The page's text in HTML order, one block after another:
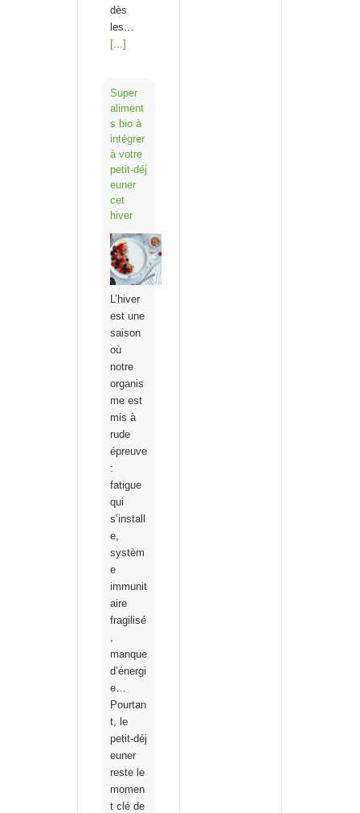
dès
les…
[...]
Super
aliment
s bio à
intégrer
à votre
petit‑déj
euner
cet
hiver
L’hiver
est une
saison
où
notre
organis
me est
mis à
rude
épreuve
:
fatigue
qui
s’install
e,
systèm
e
immunit
aire
fragilisé
manque
d’énergi
e…
Pourtan
t, le
petit‑déj
euner
reste le
momen
t clé de